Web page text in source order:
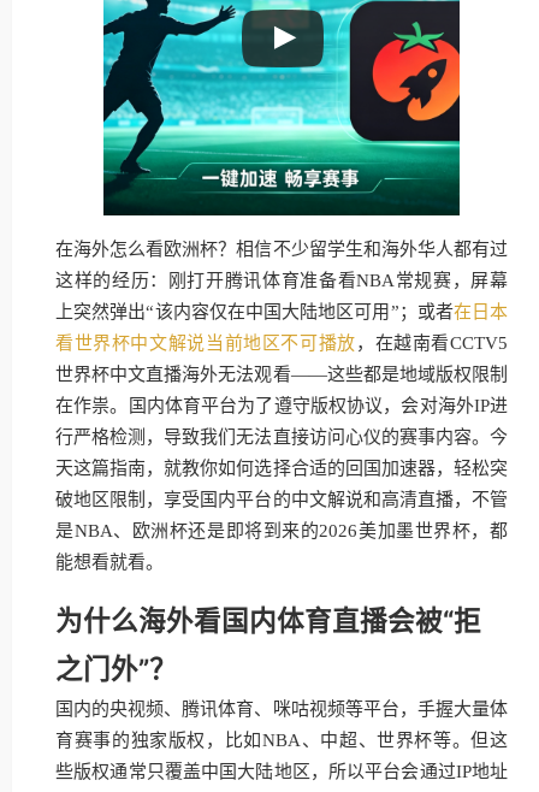
在海外怎么看欧洲杯？相信不少留学生和海外华人都有过
这样的经历：刚打开腾讯体育准备看NBA常规赛，屏幕
上突然弹出“该内容仅在中国大陆地区可用”；或者在日本
看世界杯中文解说当前地区不可播放，在越南看CCTV5
世界杯中文直播海外无法观看——这些都是地域版权限制
在作祟。国内体育平台为了遵守版权协议，会对海外IP进
行严格检测，导致我们无法直接访问心仪的赛事内容。今
天这篇指南，就教你如何选择合适的回国加速器，轻松突
破地区限制，享受国内平台的中文解说和高清直播，不管
是NBA、欧洲杯还是即将到来的2026美加墨世界杯，都
能想看就看。
为什么海外看国内体育直播会被“拒
之门外”？
国内的央视频、腾讯体育、咪咕视频等平台，手握大量体
育赛事的独家版权，比如NBA、中超、世界杯等。但这
些版权通常只覆盖中国大陆地区，所以平台会通过IP地址